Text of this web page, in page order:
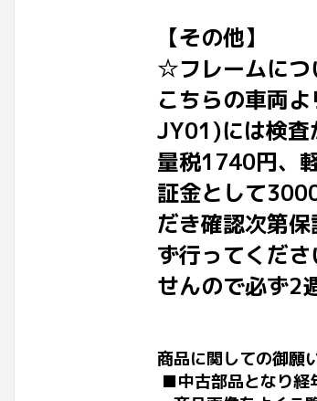
【その他】
☆フレームに
こちらの車両
JY01)には検査
量税1740円、
証金として
だき確認次第
ず行ってくだ
せんので必ず2
商品に関しての御願
■中古部品となり経